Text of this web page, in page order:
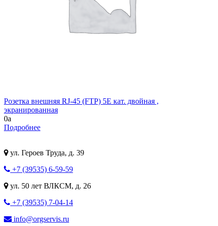
Розетка внешняя RJ-45 (FTP) 5E кат. двойная ,
экранированная
0a
Подробнее
ул. Героев Труда, д. 39
+7 (39535) 6-59-59
ул. 50 лет ВЛКСМ, д. 26
+7 (39535) 7-04-14
info@orgservis.ru